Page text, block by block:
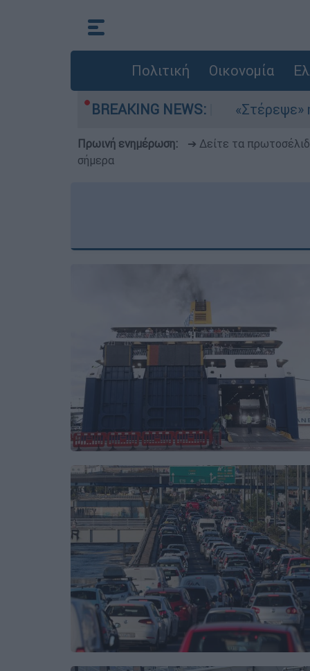
Πολιτική Οικονομία
BREAKING NEWS:
«Στέρεψε» η αγορά από
Πρωινή ενημέρωση: ➔ Δείτε τα
σήμερα